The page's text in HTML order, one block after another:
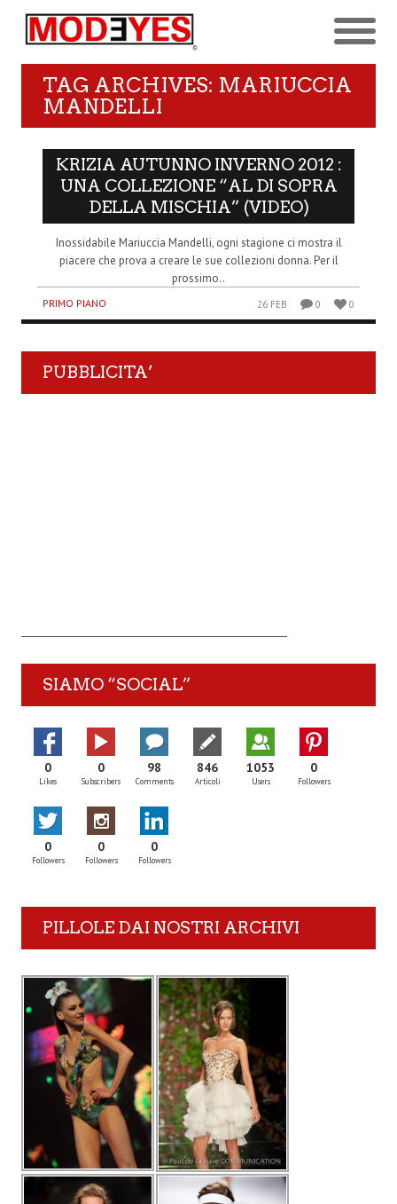
TAG ARCHIVES: MARIUCCIA
MANDELLI
KRIZIA AUTUNNO INVERNO 2012 :
UNA COLLEZIONE “AL DI SOPRA
DELLA MISCHIA” (VIDEO)
Inossidabile Mariuccia Mandelli, ogni stagione ci mostra il
piacere che prova a creare le sue collezioni donna. Per il
prossimo..
PRIMO PIANO 26 FEB 0 0
PUBBLICITA’
SIAMO “SOCIAL”
0
Likes
0
Subscribers
98
Comments
846
Articoli
1053
Users
0
Followers
0
Followers
0
Followers
0
Followers
PILLOLE DAI NOSTRI ARCHIVI